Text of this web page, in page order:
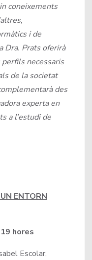
coneixements
i de
Dra. Prats oferirà
necessaris
de la societat
des
experta en
a l'estudi de
ENTORN
hores
Escolar,